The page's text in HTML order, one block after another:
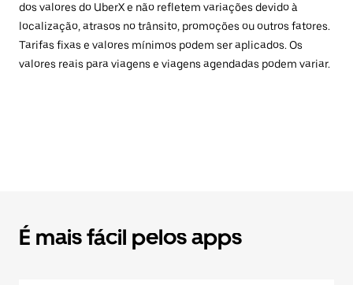
dos valores do UberX e não refletem variações devido à
localização, atrasos no trânsito, promoções ou outros fatores.
Tarifas fixas e valores mínimos podem ser aplicados. Os
valores reais para viagens e viagens agendadas podem variar.
É mais fácil pelos apps